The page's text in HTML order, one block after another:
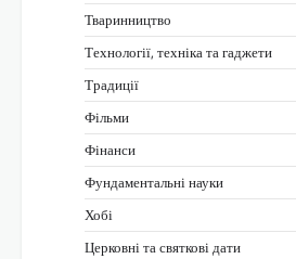
Тваринництво
Технології, техніка та гаджети
Традиції
Фільми
Фінанси
Фундаментальні науки
Хобі
Церковні та святкові дати